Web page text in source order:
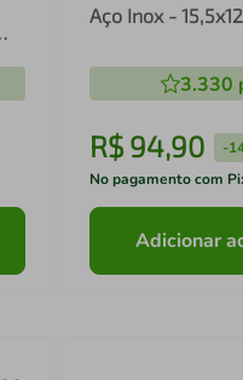
Aço Inox -
3.330
R$94,90 -
No pagamento com
Adicionar